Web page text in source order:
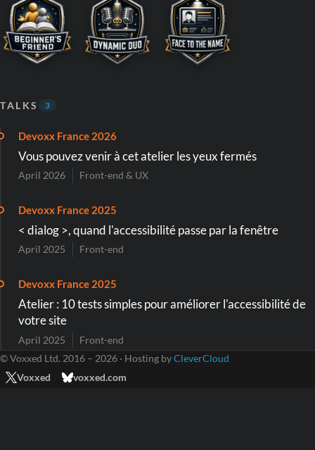
TALKS 3
Devoxx France 2026
Vous pouvez venir à cet atelier les yeux fermés
April 2026 Front-end & UX
Devoxx France 2025
< dialog >, quand l'accessibilité passe par la fenêtre
April 2025 Front-end
Devoxx France 2025
Atelier : 10 tests simples pour améliorer l'accessibilité de
votre site
April 2025
Front-end
© Voxxed Ltd. 2016 – 2026 · Hosting byCleverCloud
Voxxed
voxxed.com